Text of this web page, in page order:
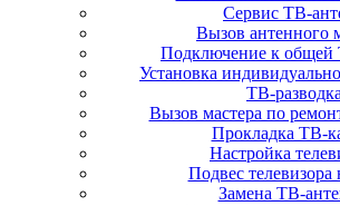
Сервис ТВ-
Вызов антенного
Подключение к общей
Установка
ТВ-разводка
Вызов мастера по
Прокладка ТВ-
Настройка
Подвес телевизора
Замена ТВ-